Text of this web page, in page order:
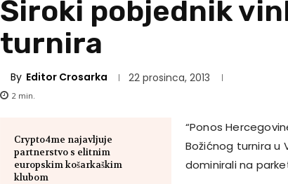
Široki pobjednik
turnira
By Editor Crosarka 22 prosinca, 2013
2 min.
Crypto4me najavljuje
partnerstvo s elitnim
europskim košarkaškim
klubom
“Ponos
Božićnog turnira u
dominirali na